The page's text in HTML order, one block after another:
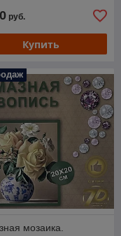
руб.
Купить
мозаика.